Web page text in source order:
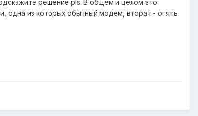
решение pls. В общем и целом это
одна из которых обычный модем, вторая - опять